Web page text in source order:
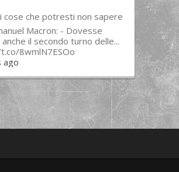
cose che potresti non sapere
Macron: - Dovesse
il secondo turno delle...
8wmlN7ESOo
ago